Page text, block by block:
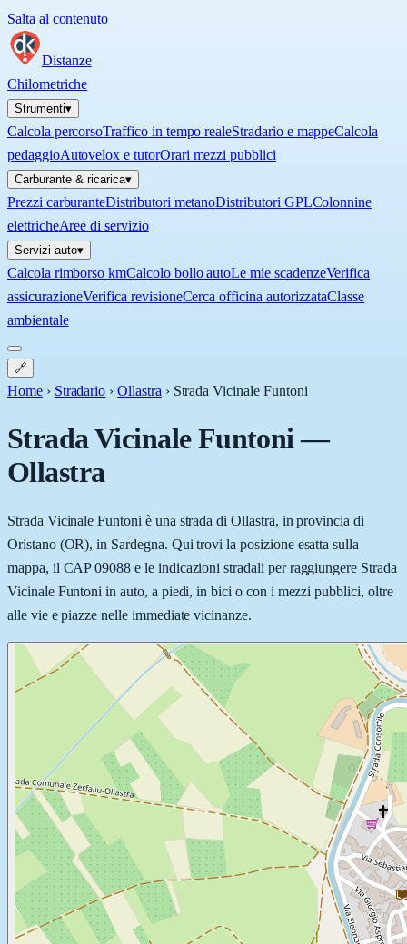
Salta al contenuto
Distanze
Chilometriche
Strumenti▾
Calcola percorsoTraffico in tempo realeStradario e mappeCalcola
pedaggioAutovelox e tutorOrari mezzi pubblici
Carburante & ricarica▾
Prezzi carburanteDistributori metanoDistributori GPLColonnine
elettricheAree di servizio
Servizi auto▾
Calcola rimborso kmCalcolo bollo autoLe mie scadenzeVerifica
assicurazioneVerifica revisioneCerca officina autorizzataClasse
ambientale
🔗
Home › Stradario › Ollastra › Strada Vicinale Funtoni
Strada Vicinale Funtoni—
Ollastra
Strada Vicinale Funtoni è una strada di Ollastra, in provincia di
Oristano (OR), in Sardegna. Qui trovi la posizione esatta sulla
mappa, il CAP 09088 e le indicazioni stradali per raggiungere Strada
Vicinale Funtoni in auto, a piedi, in bici o con i mezzi pubblici, oltre
alle vie e piazze nelle immediate vicinanze.